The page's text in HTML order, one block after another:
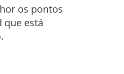
os pontos
que está